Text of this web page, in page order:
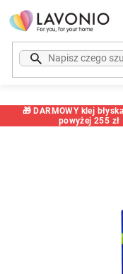
Przejść
do
treści
🎁 DARMOWY klej
powyżej 255